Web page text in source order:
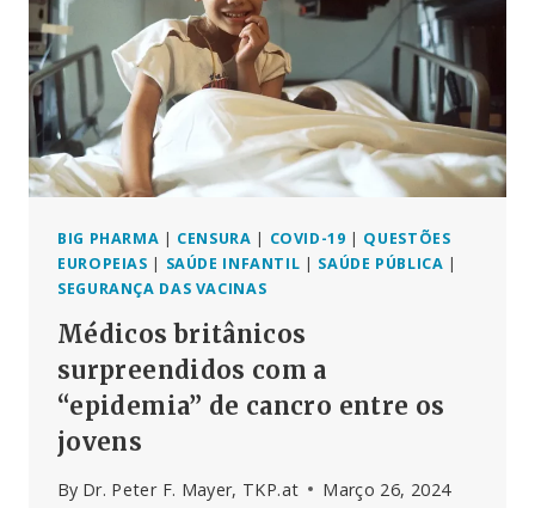
NÃO
HOUVE
PANDEMIA!
BIG PHARMA | CENSURA | COVID-19 | QUESTÕES
EUROPEIAS | SAÚDE INFANTIL | SAÚDE PÚBLICA |
SEGURANÇA DAS VACINAS
Médicos britânicos
surpreendidos com a
“epidemia” de cancro entre os
jovens
By Dr. Peter F. Mayer, TKP.at Março 26, 2024